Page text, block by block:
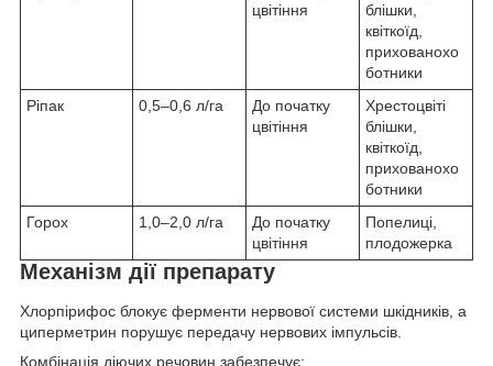
цвітіння
блішки,
квіткоїд,
прихованохо
ботники
Ріпак
0,5–0,6 л/га
До початку
цвітіння
Хрестоцвіті
блішки,
квіткоїд,
прихованохо
ботники
Горох
1,0–2,0 л/га
До початку
цвітіння
Попелиці,
плодожерка
Механізм дії препарату
Хлорпірифос блокує ферменти нервової системи шкідників, а
циперметрин порушує передачу нервових імпульсів.
Комбінація діючих речовин забезпечує: